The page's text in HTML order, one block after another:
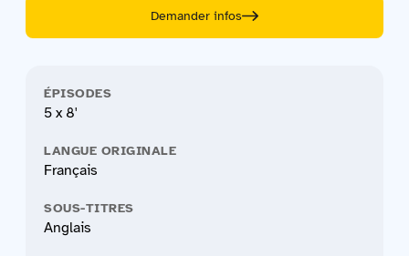
Demander infos
ÉPISODES
5 x 8'
LANGUE ORIGINALE
Français
SOUS-TITRES
Anglais